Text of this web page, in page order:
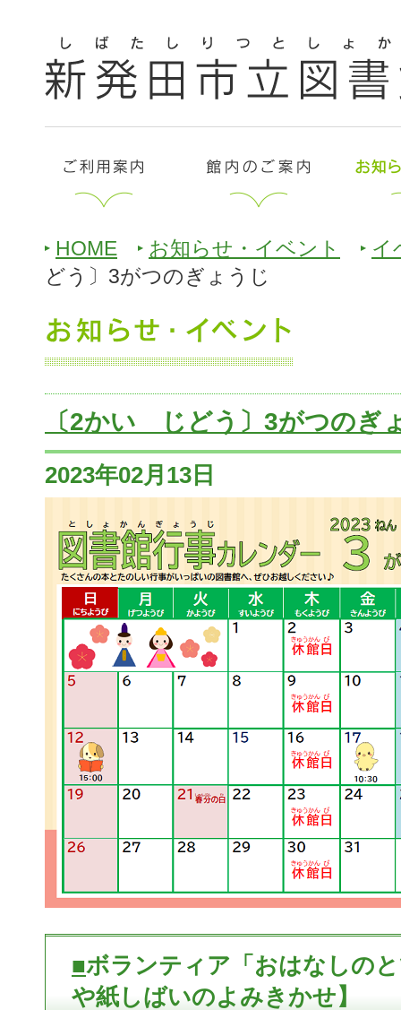
HOME お知らせ・イベント
イ
どう〕3がつのぎょうじ
〔2かい じどう〕3がつのぎ
2023年02月13日
■ボランティア「おはなしの
や紙しばいのよみきかせ】